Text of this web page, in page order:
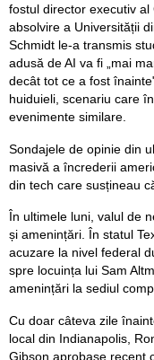
fostul director executiv
absolvire a Universității
Schmidt le-a transmis
adusă de AI va fi „mai
decât tot ce a fost
huiduieli, scenariu care
evenimente similare.
Sondajele de opinie din
masivă a încrederii
din tech care susțineau
În ultimele luni, valul de
și amenințări. În statul
acuzare la nivel federal
spre locuința lui Sam
amenințări la sediul
Cu doar câteva zile
local din Indianapolis,
Gibson aprobase recent